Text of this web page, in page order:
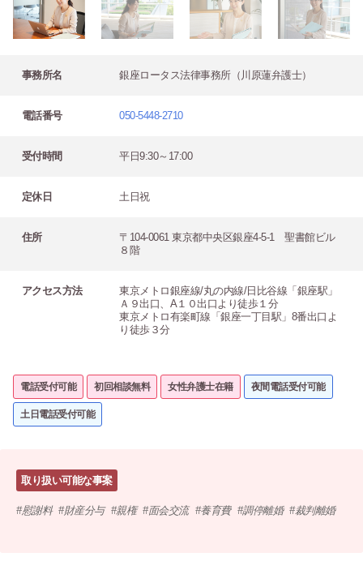
事務所名 銀座ロータス法律事務所（川原蓮弁護士）
電話番号 050-5448-2710
受付時間 平日9:30～17:00
定休日 土日祝
住所
〒104-0061 東京都中央区銀座4-5-1 聖書館ビル
８階
アクセス方法
東京メトロ銀座線/丸の内線/日比谷線「銀座駅」
Ａ９出口、A１０出口より徒歩１分
東京メトロ有楽町線「銀座一丁目駅」8番出口よ
り徒歩３分
電話受付可能 初回相談無料 女性弁護士在籍 夜間電話受付可能
土日電話受付可能
取り扱い可能な事案
慰謝料 財産分与 親権 面会交流 養育費 調停離婚 裁判離婚